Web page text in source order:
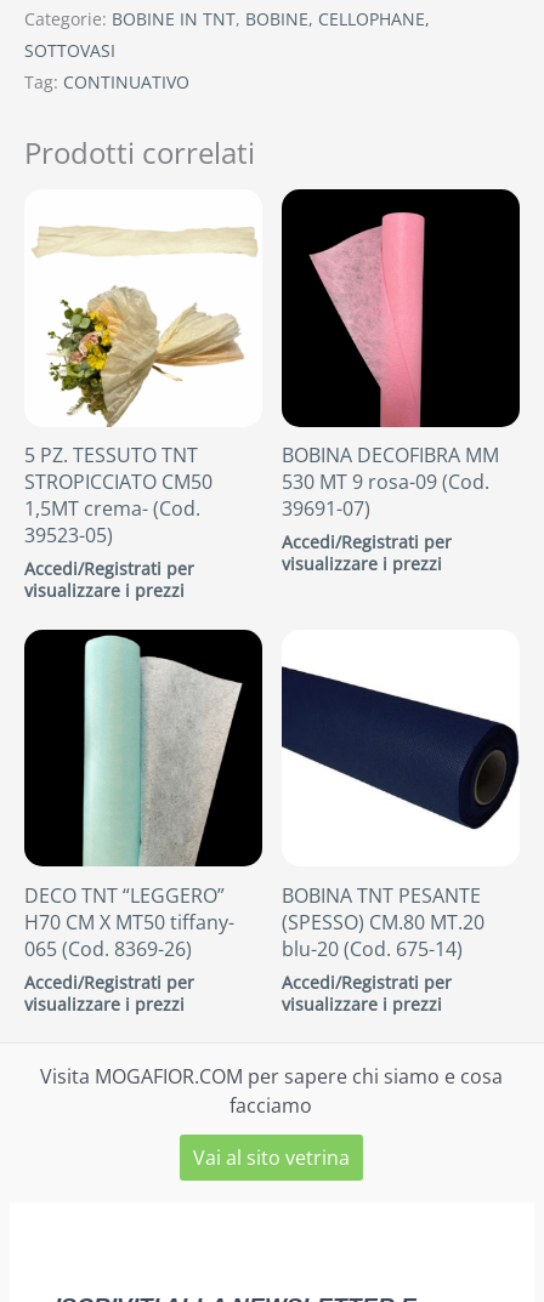
Categorie: BOBINE IN TNT, BOBINE, CELLOPHANE,
SOTTOVASI
Tag: CONTINUATIVO
Prodotti correlati
5 PZ. TESSUTO TNT
STROPICCIATO CM50
1,5MT crema- (Cod.
39523-05)
Accedi/Registrati per
visualizzare i prezzi
BOBINA TNT PESANTE
(SPESSO) CM.80 MT.20
blu-20 (Cod. 675-14)
Accedi/Registrati per
visualizzare i prezzi
BOBINA DECOFIBRA MM
530 MT 9 rosa-09 (Cod.
39691-07)
Accedi/Registrati per
visualizzare i prezzi
DECO TNT “LEGGERO”
H70 CM X MT50 tiffany-
065 (Cod. 8369-26)
Accedi/Registrati per
visualizzare i prezzi
Visita MOGAFIOR.COM per sapere chi siamo e cosa
facciamo
Vai al sito vetrina